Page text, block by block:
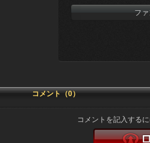
フ
コメント（0）
コメントを記入する